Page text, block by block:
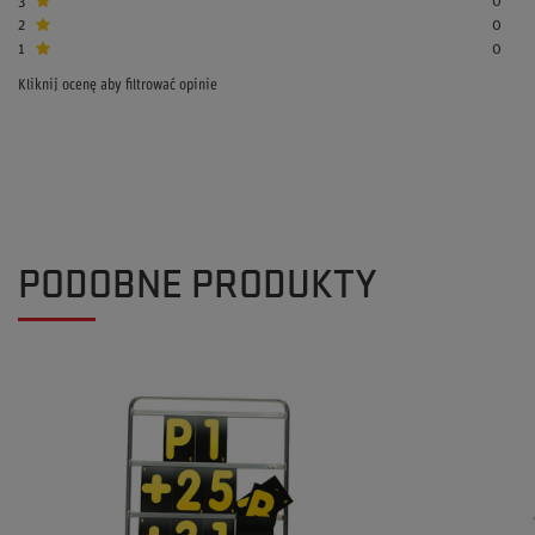
2
0
1
0
Kliknij ocenę aby filtrować opinie
PODOBNE PRODUKTY